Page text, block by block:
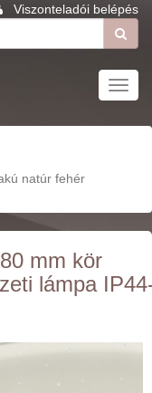
Viszonteladói belépés
natúr fehér
mm kör
lámpa